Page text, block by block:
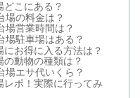
どこにある？
場の料金は？
場営業時間は？
場駐車場はある？
お得に入る方法は？
動物の種類は？
場エサ代いくら？
レポ！実際に行ってみ